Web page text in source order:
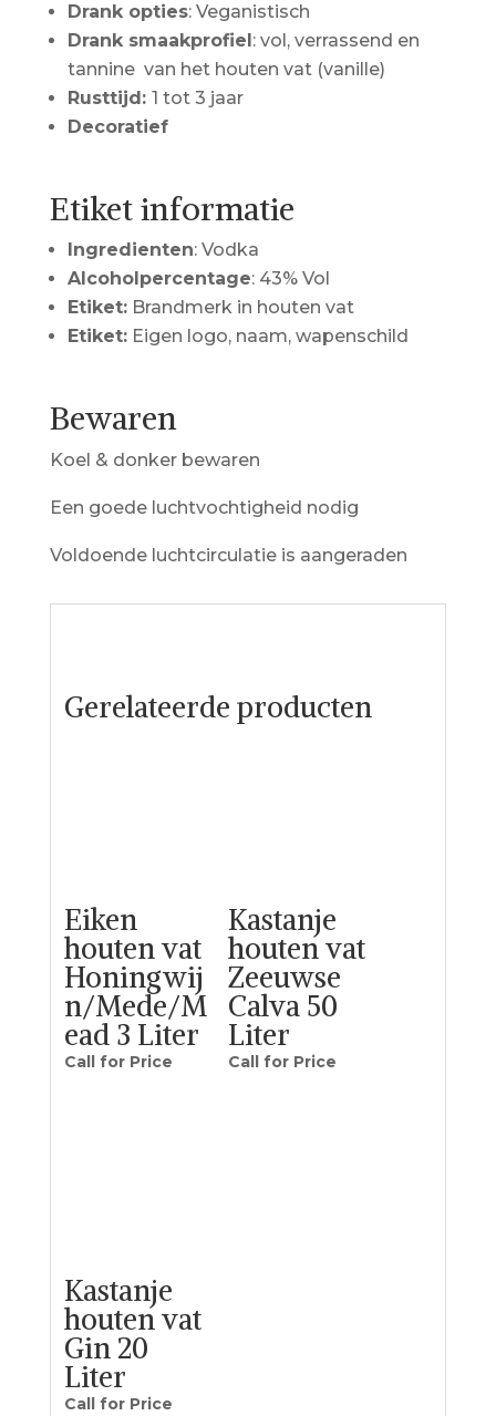
Drank opties: Veganistisch
Drank smaakprofiel: vol, verrassend en
tannine van het houten vat (vanille)
Rusttijd: 1 tot 3 jaar
Decoratief
Etiket informatie
Ingredienten: Vodka
Alcoholpercentage: 43% Vol
Etiket:Brandmerk in houten vat
Etiket:Eigen logo, naam, wapenschild
Bewaren
Koel & donker bewaren
Een goede luchtvochtigheid nodig
Voldoende luchtcirculatie is aangeraden
Gerelateerde producten
Eiken
houten vat
Honingwij
n/Mede/M
ead 3 Liter
Call for Price
Kastanje
houten vat
Zeeuwse
Calva 50
Liter
Call for Price
Kastanje
houten vat
Gin 20
Liter
Call for Price